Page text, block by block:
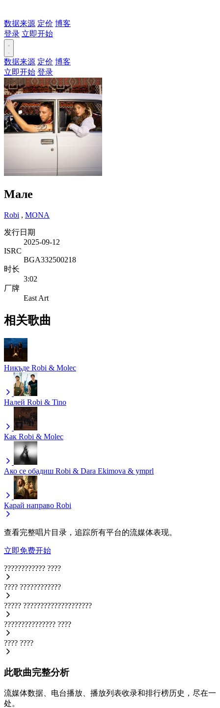
数据来源 定价 博客
登录 立即开始
数据来源 定价 博客
立即开始 登录
Мале
Robi , MONA
发行日期
2025-09-12
ISRC
BGA332500218
时长
3:02
厂牌
East Art
相关歌曲
Никъде Robi & Molec
Налей Robi & Tino
Как Robi & Molec
Ако се обадиш Robi & Dara Ekimova & ymprl
Карай направо Robi
查看完整唱片目录，追踪所有平台的流媒体表现。
立即免费开始
???????????? ????
???? ????????????
????? ????????????????????
??????????????? ????
???? ????
此歌曲完整分析
流媒体数据、电台播放、播放列表收录和排行榜历史，尽在一
处。